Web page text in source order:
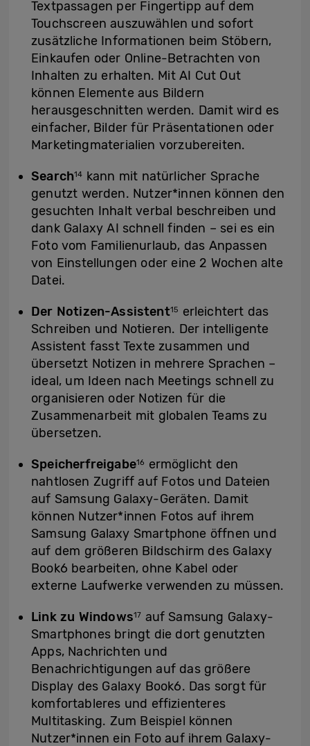
Textpassagen per Fingertipp auf dem
Touchscreen auszuwählen und sofort
zusätzliche Informationen beim Stöbern,
Einkaufen oder Online-Betrachten von
Inhalten zu erhalten. Mit AI Cut Out
können Elemente aus Bildern
herausgeschnitten werden. Damit wird es
einfacher, Bilder für Präsentationen oder
Marketingmaterialien vorzubereiten.
Search14 kann mit natürlicher Sprache
genutzt werden. Nutzer*innen können den
gesuchten Inhalt verbal beschreiben und
dank Galaxy AI schnell finden – sei es ein
Foto vom Familienurlaub, das Anpassen
von Einstellungen oder eine 2 Wochen alte
Datei.
Der Notizen-Assistent15
erleichtert das
Schreiben und Notieren. Der intelligente
Assistent fasst Texte zusammen und
übersetzt Notizen in mehrere Sprachen –
ideal, um Ideen nach Meetings schnell zu
organisieren oder Notizen für die
Zusammenarbeit mit globalen Teams zu
übersetzen.
Speicherfreigabe16
ermöglicht den
nahtlosen Zugriff auf Fotos und Dateien
auf Samsung Galaxy-Geräten. Damit
können Nutzer*innen Fotos auf ihrem
Samsung Galaxy Smartphone öffnen und
auf dem größeren Bildschirm des Galaxy
Book6 bearbeiten, ohne Kabel oder
externe Laufwerke verwenden zu müssen.
Link zu Windows17 auf Samsung Galaxy-
Smartphones bringt die dort genutzten
Apps, Nachrichten und
Benachrichtigungen auf das größere
Display des Galaxy Book6. Das sorgt für
komfortableres und effizienteres
Multitasking. Zum Beispiel können
Nutzer*innen ein Foto auf ihrem Galaxy-